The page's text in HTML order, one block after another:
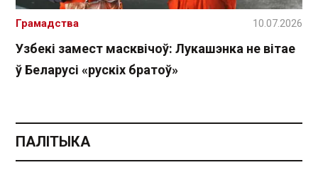
Узбекі замест масквічоў: Лукашэнка не вітае
ў Беларусі «рускіх братоў»
Грамадства 10.07.2026
ПАЛІТЫКА